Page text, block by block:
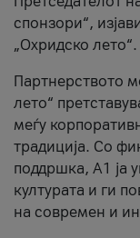
спонзори“,
„Охридско лето“.
Партнерството
лето“
меѓу
традиција. Со
поддршка, A1 ја
културата и ги
на современ и